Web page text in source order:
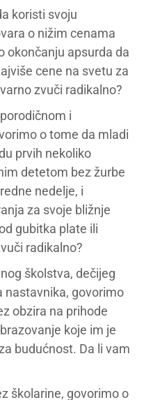
koristi svoju
o nižim cenama
okončanju apsurda da
cene na svetu za
zvuči radikalno?
i
o tome da mladi
prvih nekoliko
detetom bez žurbe
nedelje, i
za svoje bližnje
gubitka plate ili
radikalno?
školstva, dečijeg
nastavnika, govorimo
obzira na prihode
koje im je
budućnost. Da li vam
školarine, govorimo o